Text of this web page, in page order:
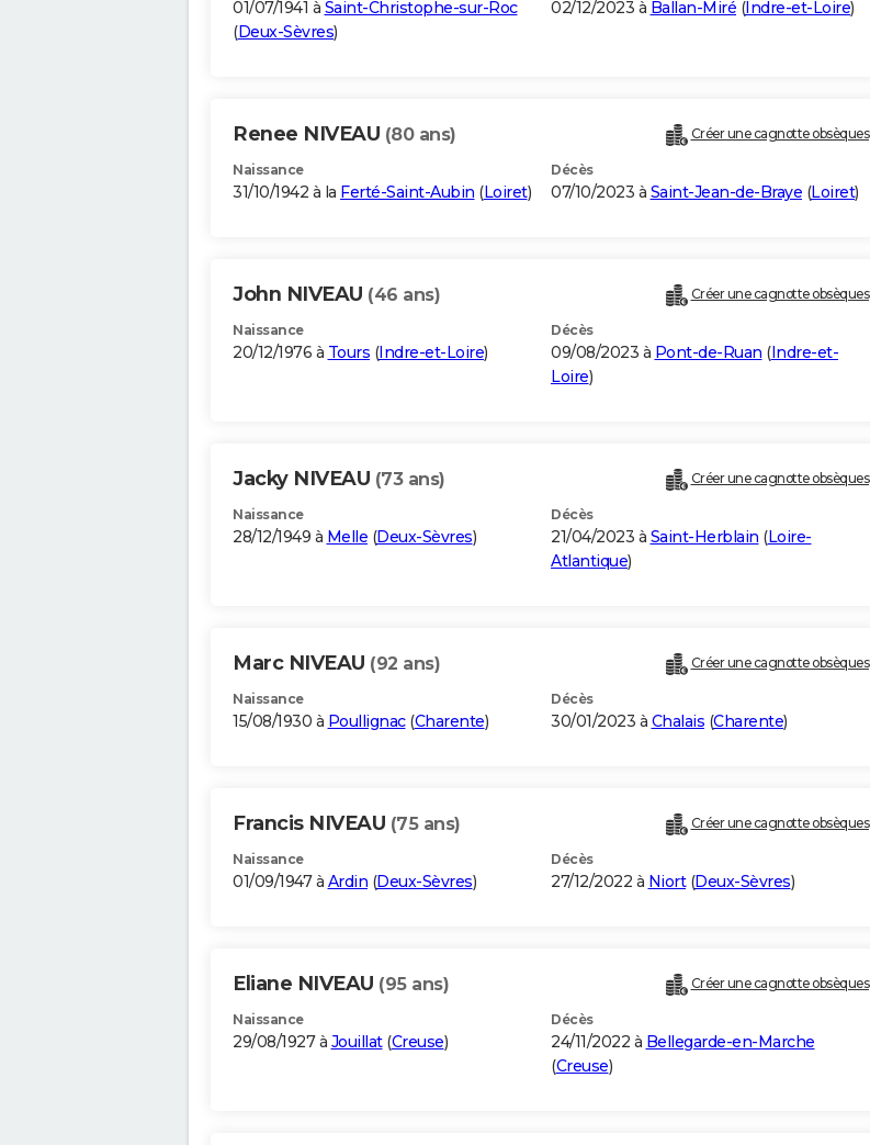
01/07/1941 à Saint-Christophe-sur-Roc
(Deux-Sèvres)
02/12/2023 à Ballan-Miré (Indre-et-Loire)
Renee NIVEAU (80 ans) Créer une cagnotte obsèques
Naissance
31/10/1942 à la Ferté-Saint-Aubin (Loiret)
Décès
07/10/2023 à Saint-Jean-de-Braye (Loiret)
John NIVEAU (46 ans) Créer une cagnotte obsèques
Naissance
20/12/1976 à Tours (Indre-et-Loire)
Décès
09/08/2023 à Pont-de-Ruan (Indre-et-
Loire)
Jacky NIVEAU (73 ans) Créer une cagnotte obsèques
Naissance
28/12/1949 à Melle (Deux-Sèvres)
Décès
21/04/2023 à Saint-Herblain (Loire-
Atlantique)
Marc NIVEAU (92 ans) Créer une cagnotte obsèques
Naissance
15/08/1930 à Poullignac(Charente)
Décès
30/01/2023 à Chalais (Charente)
Francis NIVEAU (75 ans) Créer une cagnotte obsèques
Naissance
01/09/1947 à Ardin (Deux-Sèvres)
Décès
27/12/2022 à Niort(Deux-Sèvres)
Eliane NIVEAU (95 ans) Créer une cagnotte obsèques
Naissance
29/08/1927 à Jouillat(Creuse)
Décès
24/11/2022 à Bellegarde-en-Marche
(Creuse)